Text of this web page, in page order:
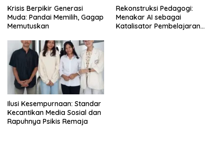
Krisis Berpikir Generasi
Muda: Pandai Memilih, Gagap
Memutuskan
Rekonstruksi Pedagogi:
Menakar AI sebagai
Katalisator Pembelajaran
Ilusi Kesempurnaan: Standar
Kecantikan Media Sosial dan
Rapuhnya Psikis Remaja